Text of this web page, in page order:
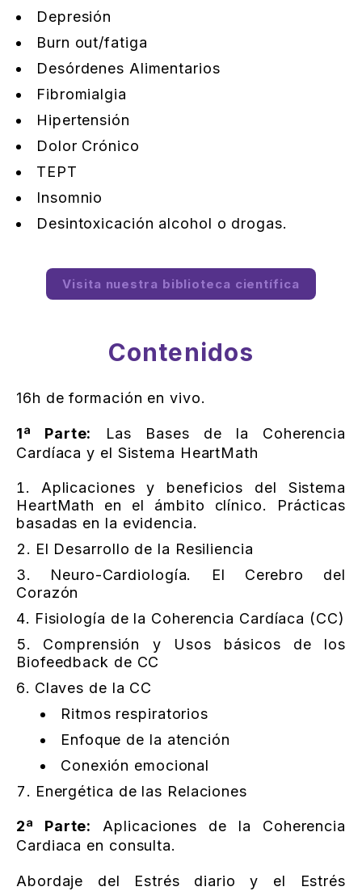
Depresión
Burn out/fatiga
Desórdenes Alimentarios
Fibromialgia
Hipertensión
Dolor Crónico
TEPT
Insomnio
Desintoxicación alcohol o drogas.
Visita nuestra biblioteca científica
Contenidos
16h de formación en vivo.
1ª Parte:
Las Bases de la Coherencia
Cardíaca y el Sistema HeartMath
Aplicaciones y beneficios del Sistema
HeartMath en el ámbito clínico. Prácticas
basadas en la evidencia.
El Desarrollo de la Resiliencia
Neuro-Cardiología. El Cerebro del
Corazón
Fisiología de la Coherencia Cardíaca (CC)
Comprensión y Usos básicos de los
Biofeedback de CC
Claves de la CC
Ritmos respiratorios
Enfoque de la atención
Conexión emocional
Energética de las Relaciones
2ª Parte:
Aplicaciones de la Coherencia
Cardiaca en consulta.
Abordaje del Estrés diario y el Estrés